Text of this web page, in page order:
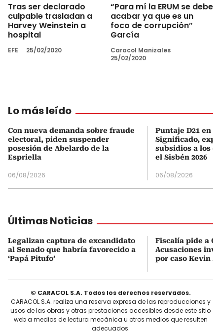
Tras ser declarado
culpable trasladan a
Harvey Weinstein a
hospital
EFE 25/02/2020
“Para mí la ERUM se debe
acabar ya que es un
foco de corrupción”
García
Caracol Manizales
25/02/2020
Lo más leído
Con nueva demanda sobre fraude
electoral, piden suspender
posesión de Abelardo de la
Espriella
06/08/2026
Puntaje D21 en
Significado,
subsidios a los
el Sisbén 2026
06/08/2026
Últimas Noticias
Legalizan captura de excandidato
al Senado que habría favorecido a
‘Papá Pitufo’
Fiscalía pide a
Acusaciones
por caso Kevin
© CARACOL S.A. Todos los derechos reservados.
CARACOL S.A. realiza una reserva expresa de las reproducciones y
usos de las obras y otras prestaciones accesibles desde este sitio
web a medios de lectura mecánica u otros medios que resulten
adecuados.